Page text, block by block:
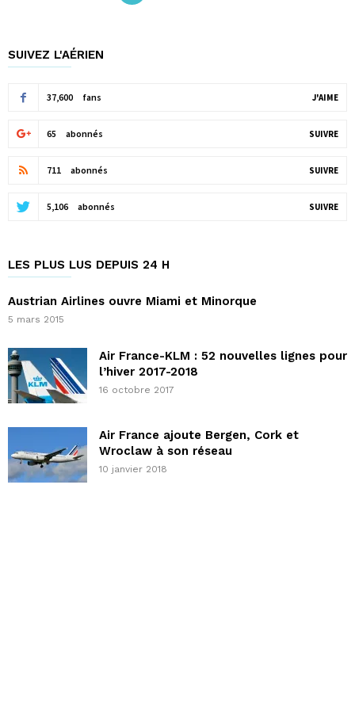
SUIVEZ L'AÉRIEN
37,600 fans J'AIME
65 abonnés SUIVRE
711 abonnés SUIVRE
5,106 abonnés SUIVRE
LES PLUS LUS DEPUIS 24 H
Austrian Airlines ouvre Miami et Minorque
5 mars 2015
Air France-KLM : 52 nouvelles lignes pour
l’hiver 2017-2018
16 octobre 2017
Air France ajoute Bergen, Cork et
Wroclaw à son réseau
10 janvier 2018